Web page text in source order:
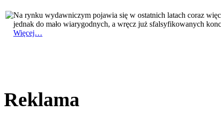
Na rynku wydawniczym pojawia się w ostatnich latach coraz
jednak do mało wiarygodnych, a wręcz już sfalsyfikowanych
Więcej…
Reklama